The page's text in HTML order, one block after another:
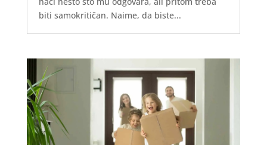
biti samokritičan. Naime, da biste...